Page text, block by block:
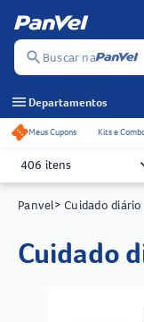
search Buscar na
menu Departamentos
Meus Cupons Kits e
406 itens
Panvel> Cuidado diário
cuidado